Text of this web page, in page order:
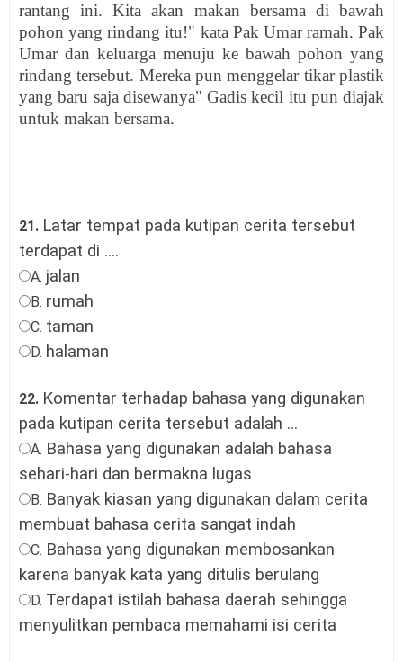
rantang ini. Kita akan makan bersama di bawah
pohon yang rindang itu!" kata Pak Umar ramah. Pak
Umar dan keluarga menuju ke bawah pohon yang
rindang tersebut. Mereka pun menggelar tikar plastik
yang baru saja disewanya" Gadis kecil itu pun diajak
untuk makan bersama.
21. Latar tempat pada kutipan cerita tersebut
terdapat di ....
A. jalan
B. rumah
C. taman
D. halaman
22. Komentar terhadap bahasa yang digunakan
pada kutipan cerita tersebut adalah …
A. Bahasa yang digunakan adalah bahasa
sehari-hari dan bermakna lugas
B. Banyak kiasan yang digunakan dalam cerita
membuat bahasa cerita sangat indah
C. Bahasa yang digunakan membosankan
karena banyak kata yang ditulis berulang
D. Terdapat istilah bahasa daerah sehingga
menyulitkan pembaca memahami isi cerita